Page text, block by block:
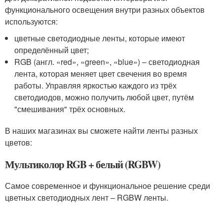
функционального освещения внутри разных объектов
используются:
цветные светодиодные ленты, которые имеют
определённый цвет;
RGB (англ. «red», «green», «blue») – светодиодная
лента, которая меняет цвет свечения во время
работы. Управляя яркостью каждого из трёх
светодиодов, можно получить любой цвет, путём
"смешивания" трёх основных.
В наших магазинах вы сможете найти ленты разных
цветов:
Мультиколор RGB + белый (RGBW)
Самое современное и функциональное решение среди
цветных светодиодных лент – RGBW ленты.